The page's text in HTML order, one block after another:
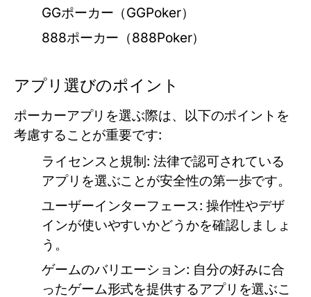
GGポーカー（GGPoker）
888ポーカー（888Poker）
アプリ選びのポイント
ポーカーアプリを選ぶ際は、以下のポイントを
考慮することが重要です:
ライセンスと規制 : 法律で認可されている
アプリを選ぶことが安全性の第一歩です。
ユーザーインターフェース: 操作性やデザ
インが使いやすいかどうかを確認しましょ
う。
ゲームのバリエーション: 自分の好みに合
ったゲーム形式を提供するアプリを選ぶこ